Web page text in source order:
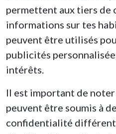
permettent aux tiers de
informations sur tes
peuvent être utilisés
publicités
intérêts.
Il est important de
peuvent être soumis à
confidentialité